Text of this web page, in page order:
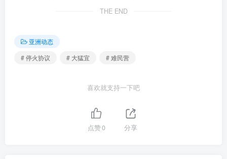
THE END
亚洲动态
# 停火协议
# 大猛宜 # 难民营
喜欢就支持一下吧
点赞0 分享